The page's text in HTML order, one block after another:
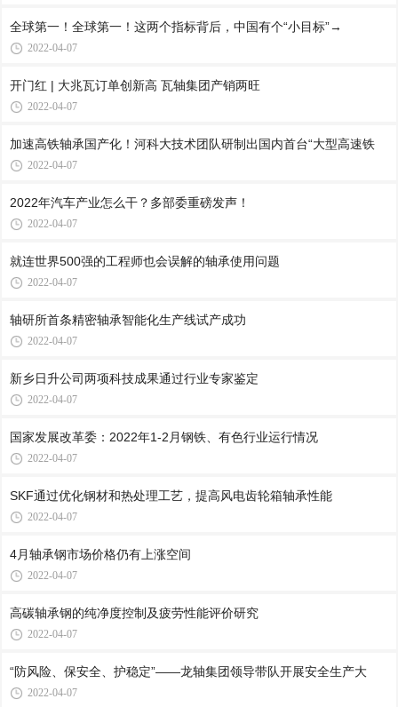
全球第一！全球第一！这两个指标背后，中国有个“小目标”→
2022-04-07
开门红 | 大兆瓦订单创新高 瓦轴集团产销两旺
2022-04-07
加速高铁轴承国产化！河科大技术团队研制出国内首台“大型高速铁
2022-04-07
2022年汽车产业怎么干？多部委重磅发声！
2022-04-07
就连世界500强的工程师也会误解的轴承使用问题
2022-04-07
轴研所首条精密轴承智能化生产线试产成功
2022-04-07
新乡日升公司两项科技成果通过行业专家鉴定
2022-04-07
国家发展改革委：2022年1-2月钢铁、有色行业运行情况
2022-04-07
SKF通过优化钢材和热处理工艺，提高风电齿轮箱轴承性能
2022-04-07
4月轴承钢市场价格仍有上涨空间
2022-04-07
高碳轴承钢的纯净度控制及疲劳性能评价研究
2022-04-07
“防风险、保安全、护稳定”——龙轴集团领导带队开展安全生产大
2022-04-07